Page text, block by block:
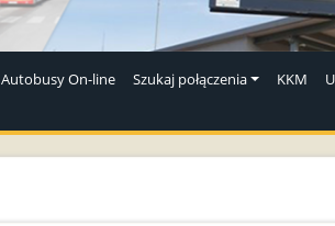
Autobusy On-line Szukaj połączenia KKM